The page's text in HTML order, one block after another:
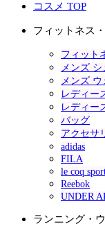
コスメ TOP
フィットネス
フィット
メンズ シ
メンズ ウ
レディー
レディー
バッグ
アクセサ
adidas
FILA
le coq
Reebok
UNDER
ランニング・